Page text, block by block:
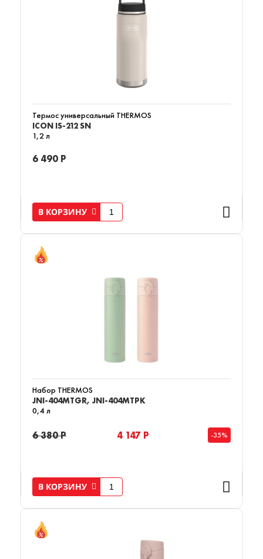
Термос универсальный THERMOS
ICON IS-212 SN
1,2 л
6 490 Р
В КОРЗИНУ
Набор THERMOS
JNI-404MTGR, JNI-404MTPK
0,4 л
6 380 Р 4 147 Р -35%
В КОРЗИНУ